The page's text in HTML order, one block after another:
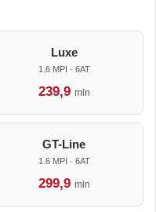
Luxe
1.6 MPI · 6AT
239,9 mln
GT-Line
1.6 MPI · 6AT
299,9 mln